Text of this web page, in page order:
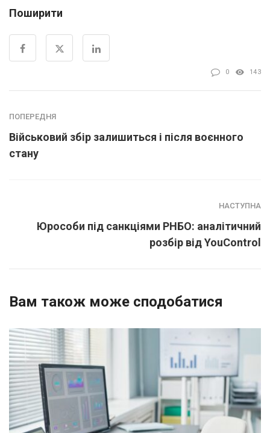
Поширити
0 143
ПОПЕРЕДНЯ
Військовий збір залишиться і після воєнного
стану
НАСТУПНА
Юрособи під санкціями РНБО: аналітичний
розбір від YouControl
Вам також може сподобатися